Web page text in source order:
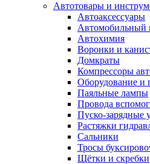
Автотовары и
Автоаксессуары
Автомобильный
Автохимия
Воронки и
Домкраты
Компрессоры
Оборудование и
Паяльные лампы
Провода
Пуско-зарядные
Растяжки
Сальники
Тросы
Щётки и скребки